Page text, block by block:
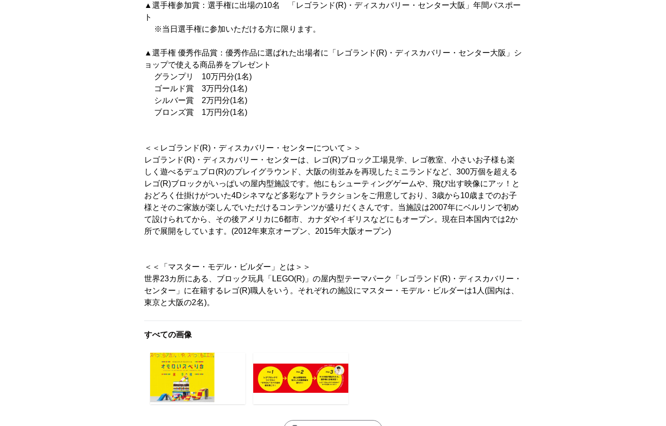
▲選手権参加賞：選手権に出場の10名 「レゴランド(R)・ディスカバリー・センター大阪」年間パスポー
ト
※当日選手権に参加いただける方に限ります。
▲選手権 優秀作品賞：優秀作品に選ばれた出場者に「レゴランド(R)・ディスカバリー・センター大阪」シ
ョップで使える商品券をプレゼント
グランプリ 10万円分(1名)
ゴールド賞 3万円分(1名)
シルバー賞 2万円分(1名)
ブロンズ賞 1万円分(1名)
＜＜レゴランド(R)・ディスカバリー・センターについて＞＞
レゴランド(R)・ディスカバリー・センターは、レゴ(R)ブロック工場見学、レゴ教室、小さいお子様も楽
しく遊べるデュプロ(R)のプレイグラウンド、大阪の街並みを再現したミニランドなど、300万個を超える
レゴ(R)ブロックがいっぱいの屋内型施設です。他にもシューティングゲームや、飛び出す映像にアッ！と
おどろく仕掛けがついた4Dシネマなど多彩なアトラクションをご用意しており、3歳から10歳までのお子
様とそのご家族が楽しんでいただけるコンテンツが盛りだくさんです。当施設は2007年にベルリンで初め
て設けられてから、その後アメリカに6都市、カナダやイギリスなどにもオープン。現在日本国内では2か
所で展開をしています。(2012年東京オープン、2015年大阪オープン)
＜＜「マスター・モデル・ビルダー」とは＞＞
世界23カ所にある、ブロック玩具「LEGO(R)」の屋内型テーマパーク「レゴランド(R)・ディスカバリー・
センター」に在籍するレゴ(R)職人をいう。それぞれの施設にマスター・モデル・ビルダーは1人(国内は、
東京と大阪の2名)。
すべての画像